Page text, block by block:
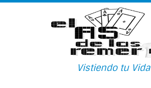
Vistiendo tu Vida